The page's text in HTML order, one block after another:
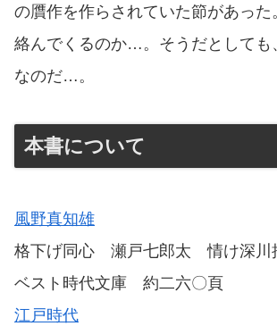
の贋作を作らされていた節があった
絡んでくるのか…。そうだとしても
なのだ…。
本書について
風野真知雄
格下げ同心 瀬戸七郎太 情け深川
ベスト時代文庫 約二六〇頁
江戸時代